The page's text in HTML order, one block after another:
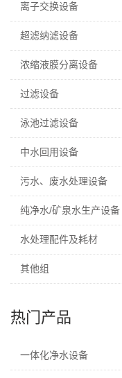
离子交换设备
超滤纳滤设备
浓缩液膜分离设备
过滤设备
泳池过滤设备
中水回用设备
污水、废水处理设备
纯净水/矿泉水生产设备
水处理配件及耗材
其他组
热门产品
一体化净水设备